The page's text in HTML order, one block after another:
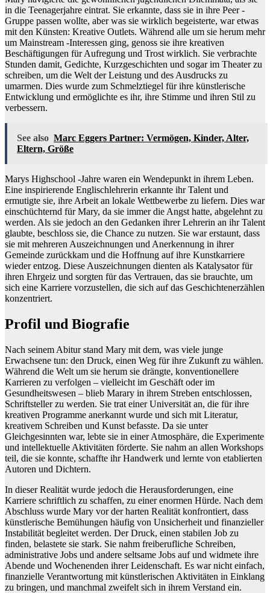
in die Teenagerjahre eintrat. Sie erkannte, dass sie in ihre Peer -
Gruppe passen wollte, aber was sie wirklich begeisterte, war etwas
mit den Künsten: Kreative Outlets. Während alle um sie herum mehr
um Mainstream -Interessen ging, genoss sie ihre kreativen
Beschäftigungen für Aufregung und Trost wirklich. Sie verbrachte
Stunden damit, Gedichte, Kurzgeschichten und sogar im Theater zu
schreiben, um die Welt der Leistung und des Ausdrucks zu
umarmen. Dies wurde zum Schmelztiegel für ihre künstlerische
Entwicklung und ermöglichte es ihr, ihre Stimme und ihren Stil zu
verbessern.
See also Marc Eggers Partner: Vermögen, Kinder, Alter,
Eltern, Größe
Marys Highschool -Jahre waren ein Wendepunkt in ihrem Leben.
Eine inspirierende Englischlehrerin erkannte ihr Talent und
ermutigte sie, ihre Arbeit an lokale Wettbewerbe zu liefern. Dies war
einschüchternd für Mary, da sie immer die Angst hatte, abgelehnt zu
werden. Als sie jedoch an den Gedanken ihrer Lehrerin an ihr Talent
glaubte, beschloss sie, die Chance zu nutzen. Sie war erstaunt, dass
sie mit mehreren Auszeichnungen und Anerkennung in ihrer
Gemeinde zurückkam und die Hoffnung auf ihre Kunstkarriere
wieder entzog. Diese Auszeichnungen dienten als Katalysator für
ihren Ehrgeiz und sorgten für das Vertrauen, das sie brauchte, um
sich eine Karriere vorzustellen, die sich auf das Geschichtenerzählen
konzentriert.
Profil und Biografie
Nach seinem Abitur stand Mary mit dem, was viele junge
Erwachsene tun: den Druck, einen Weg für ihre Zukunft zu wählen.
Während die Welt um sie herum sie drängte, konventionellere
Karrieren zu verfolgen – vielleicht im Geschäft oder im
Gesundheitswesen – blieb Marary in ihrem Streben entschlossen,
Schriftsteller zu werden. Sie trat einer Universität an, die für ihre
kreativen Programme anerkannt wurde und sich mit Literatur,
kreativem Schreiben und Kunst befasste. Da sie unter
Gleichgesinnten war, lebte sie in einer Atmosphäre, die Experimente
und intellektuelle Aktivitäten förderte. Sie nahm an allen Workshops
teil, die sie konnte, schaffte ihr Handwerk und lernte von etablierten
Autoren und Dichtern.
In dieser Realität wurde jedoch die Herausforderungen, eine
Karriere schriftlich zu schaffen, zu einer enormen Hürde. Nach dem
Abschluss wurde Mary vor der harten Realität konfrontiert, dass
künstlerische Bemühungen häufig von Unsicherheit und finanzieller
Instabilität begleitet werden. Der Druck, einen stabilen Job zu
finden, belastete sie stark. Sie nahm freiberufliche Schreiben,
administrative Jobs und andere seltsame Jobs auf und widmete ihre
Abende und Wochenenden ihrer Leidenschaft. Es war nicht einfach,
finanzielle Verantwortung mit künstlerischen Aktivitäten in Einklang
zu bringen, und manchmal zweifelt sich in ihrem Verstand ein.